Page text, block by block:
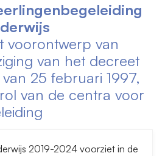
voorontwerp van
van het decreet
25 februari 1997,
van de centra voor
2019-2024 voorziet in de